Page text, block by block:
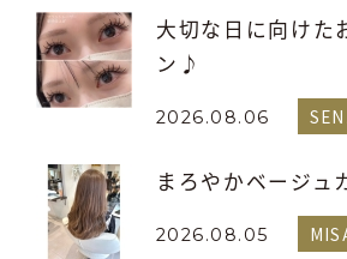
大切な日に向けた
ン♪
2026.08.06
まろやかベージュ
2026.08.05